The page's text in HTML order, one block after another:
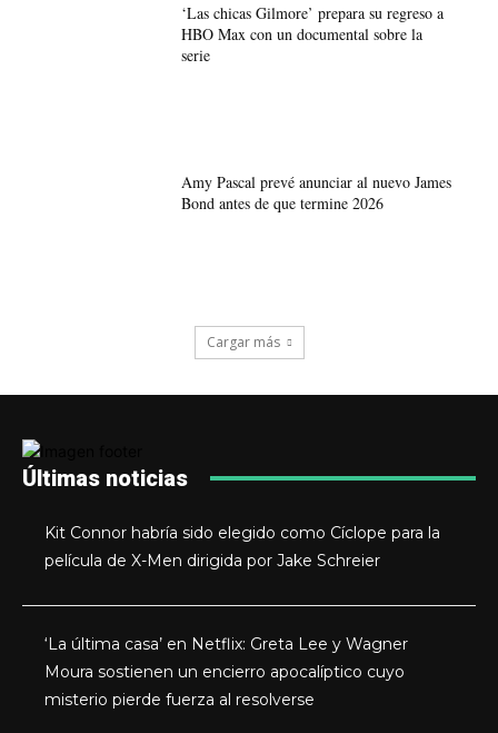
‘Las chicas Gilmore’ prepara su regreso a
HBO Max con un documental sobre la
serie
Amy Pascal prevé anunciar al nuevo James
Bond antes de que termine 2026
Cargar más
Últimas noticias
Kit Connor habría sido elegido como Cíclope para la
película de X-Men dirigida por Jake Schreier
‘La última casa’ en Netflix: Greta Lee y Wagner
Moura sostienen un encierro apocalíptico cuyo
misterio pierde fuerza al resolverse